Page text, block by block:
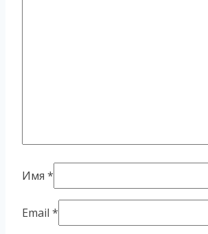
Имя *
Email *